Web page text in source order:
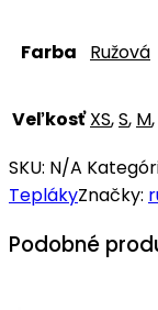
Farba Ružová
Veľkosť XS,S, M,
SKU: N/A
TeplákyZnačky:
Podobné